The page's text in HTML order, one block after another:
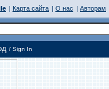
| Карта сайта | О нас | Авторам
/ Sign In